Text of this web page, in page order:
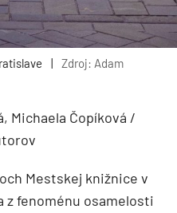
Zdroj: Adam
Michaela Čopíková /
Mestskej knižnice v
z fenoménu osamelosti